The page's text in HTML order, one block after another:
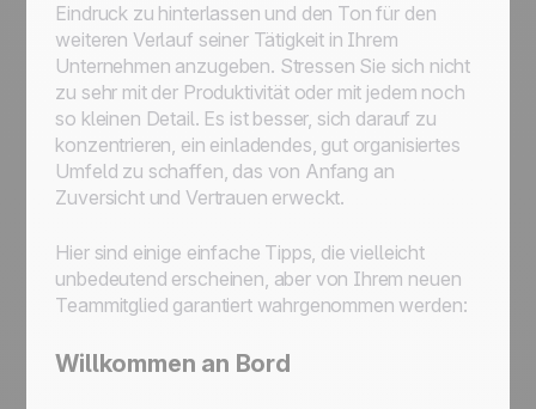
Eindruck zu hinterlassen und den Ton für den
weiteren Verlauf seiner Tätigkeit in Ihrem
Unternehmen anzugeben. Stressen Sie sich nicht
zu sehr mit der Produktivität oder mit jedem noch
so kleinen Detail. Es ist besser, sich darauf zu
konzentrieren, ein einladendes, gut organisiertes
Umfeld zu schaffen, das von Anfang an
Zuversicht und Vertrauen erweckt.
Hier sind einige einfache Tipps, die vielleicht
unbedeutend erscheinen, aber von Ihrem neuen
Teammitglied garantiert wahrgenommen werden:
Willkommen an Bord